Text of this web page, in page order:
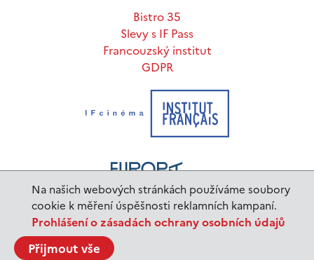
Na našich webových stránkách používáme soubory
cookie k měření úspěšnosti reklamních kampaní.
Prohlášení o zásadách ochrany osobních údajů
Přijmout vše
Bistro 35
Slevy s IF Pass
Francouzský institut
GDPR
© 2023 Institut français de Prague |